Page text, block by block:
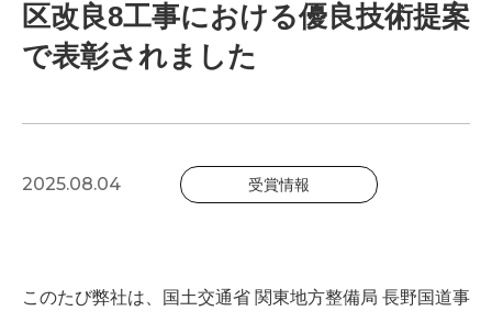
区改良8工事における優良技術提案
で表彰されました
2025.08.04 受賞情報
このたび弊社は、国土交通省 関東地方整備局 長野国道事